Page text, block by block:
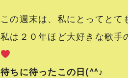
この週末は、私にとってとて
私は２０年ほど大好きな歌手
待ちに待ったこの日(^^♪